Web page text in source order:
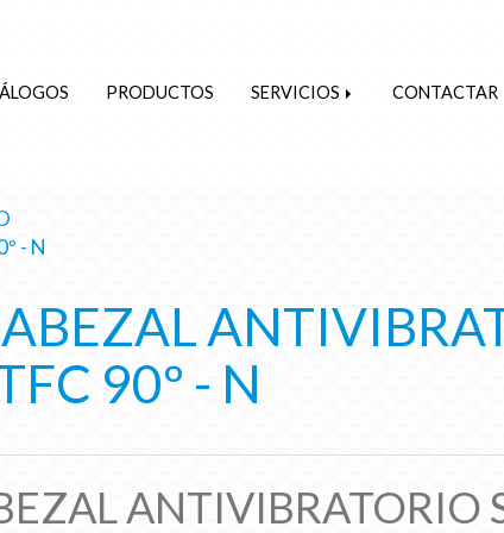
PRODUCTOS SERVICIOS CONTACTAR
- N
90º - N
ANTIVIBRATORIO